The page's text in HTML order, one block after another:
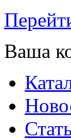
Ваша